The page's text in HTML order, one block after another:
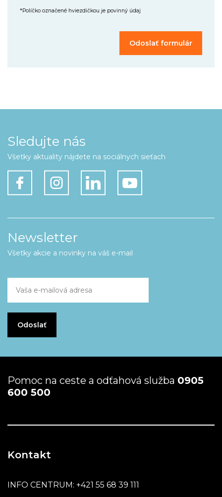
*Políčko označené hviezdičkou je povinný údaj
Sledujte nás
Všetky aktuality nájdete na sociálnych sieťach
Newsletter
Všetky akcie a novinky na váš e-mail
Pomoc na ceste a odťahová služba 0905
600 500
Kontakt
INFO CENTRUM: +421 55 68 39 111